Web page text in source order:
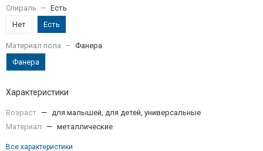
Спираль — Есть
Нет
Есть
Материал пола — Фанера
Фанера
Характеристики
Возраст — для малышей, для детей, универсальные
Материал
— металлические
Все характеристики